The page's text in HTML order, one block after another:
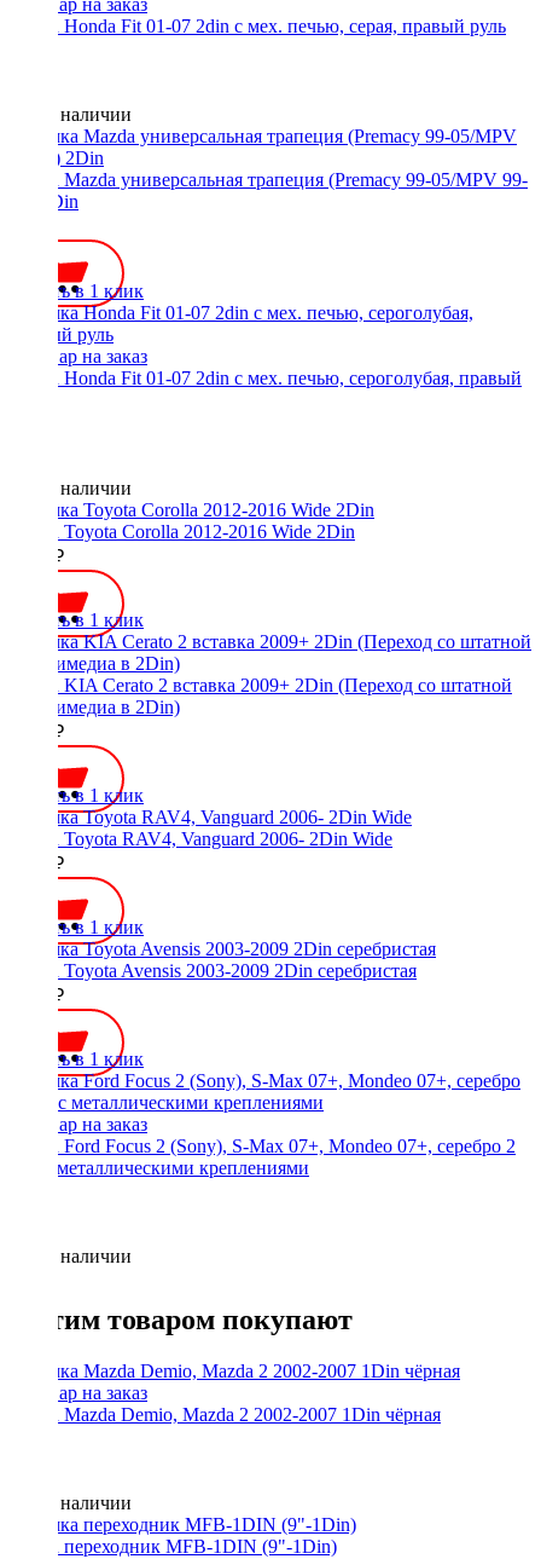
Рамка Honda Fit 01-07 2din с мех. печью, серая, правый руль
Нет в наличии
Рамка Mazda универсальная трапеция (Premacy 99-05/MPV 99-
05) 2Din
Купить в 1 клик
Рамка Honda Fit 01-07 2din с мех. печью, сероголубая, правый
Нет в наличии
Рамка Toyota Corolla 2012-2016 Wide 2Din
1300 ₽
Купить в 1 клик
Рамка KIA Cerato 2 вставка 2009+ 2Din (Переход со штатной
мультимедиа в 2Din)
1400 ₽
Купить в 1 клик
Рамка Toyota RAV4, Vanguard 2006- 2Din Wide
1100 ₽
Купить в 1 клик
Рамка Toyota Avensis 2003-2009 2Din серебристая
1000 ₽
Купить в 1 клик
Рамка Ford Focus 2 (Sony), S-Max 07+, Mondeo 07+, серебро 2
Din с металлическими креплениями
Нет в наличии
С этим товаром покупают
Рамка Mazda Demio, Mazda 2 2002-2007 1Din чёрная
Нет в наличии
Рамка переходник MFB-1DIN (9"-1Din)